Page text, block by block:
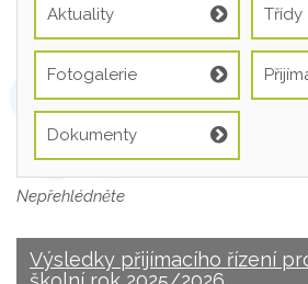
Aktuality Třídy
Fotogalerie
Dokumenty
Nepřehlédněte
Výsledky přijímacího řízení